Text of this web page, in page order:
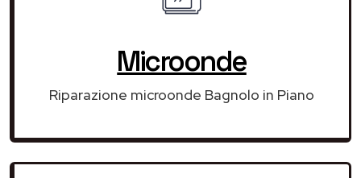
Microonde
Riparazione microonde Bagnolo in Piano